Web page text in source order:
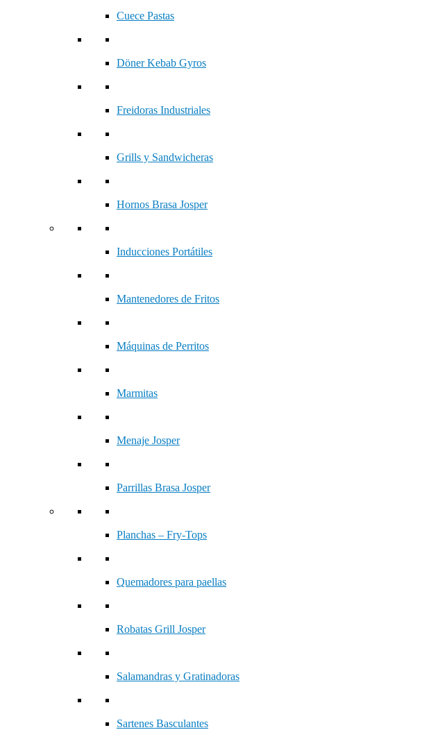
Cuece Pastas
Döner Kebab Gyros
Freidoras Industriales
Grills y Sandwicheras
Hornos Brasa Josper
Inducciones Portátiles
Mantenedores de Fritos
Máquinas de Perritos
Marmitas
Menaje Josper
Parrillas Brasa Josper
Planchas – Fry-Tops
Quemadores para paellas
Robatas Grill Josper
Salamandras y Gratinadoras
Sartenes Basculantes